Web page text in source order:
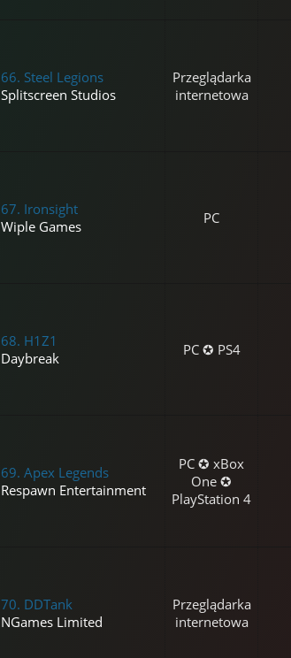
66. Steel Legions
Splitscreen Studios
Przeglądarka
internetowa
67. Ironsight
Wiple Games
PC
68. H1Z1
Daybreak
PC ✪ PS4
69. Apex Legends
Respawn Entertainment
PC ✪ xBox
One ✪
PlayStation 4
70. DDTank
NGames Limited
Przeglądarka
internetowa